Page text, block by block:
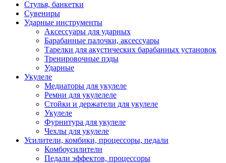
Стулья, банкетки
Сувениры
Ударные инструменты
Аксессуары для ударных
Барабанные палочки, аксессуары
Тарелки для акустических барабанных установок
Тренировочные пэды
Ударные
Укулеле
Медиаторы для укулеле
Ремни для укулелеле
Стойки и держатели для укулеле
Укулеле
Фурнитура для укулеле
Чехлы для укулеле
Усилители, комбики, процессоры, педали
Комбоусилители
Педали эффектов, процессоры